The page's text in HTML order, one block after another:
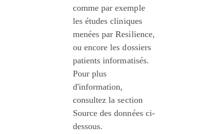
comme par exemple
les études cliniques
menées par Resilience,
ou encore les dossiers
patients informatisés.
Pour plus
d'information,
consultez la section
Source des données ci-
dessous.